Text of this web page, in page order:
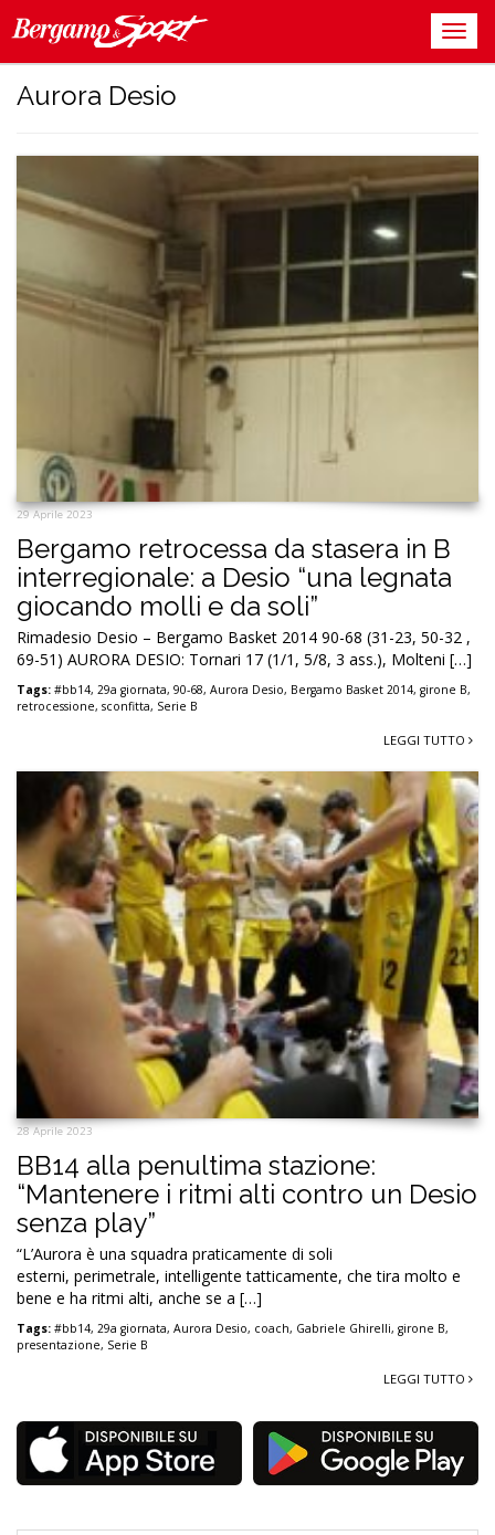
Aurora Desio
29 Aprile 2023
Bergamo retrocessa da stasera in B
interregionale: a Desio “una legnata
giocando molli e da soli”
Rimadesio Desio – Bergamo Basket 2014 90-68 (31-23, 50-32 ,
69-51) AURORA DESIO: Tornari 17 (1/1, 5/8, 3 ass.), Molteni […]
Tags: #bb14, 29a giornata, 90-68, Aurora Desio, Bergamo Basket 2014, girone B,
retrocessione, sconfitta, Serie B
LEGGI TUTTO
28 Aprile 2023
BB14 alla penultima stazione:
“Mantenere i ritmi alti contro un Desio
senza play”
“L’Aurora è una squadra praticamente di soli
esterni, perimetrale, intelligente tatticamente, che tira molto e
bene e ha ritmi alti, anche se a […]
Tags: #bb14, 29a giornata, Aurora Desio, coach, Gabriele Ghirelli, girone B,
presentazione, Serie B
LEGGI TUTTO